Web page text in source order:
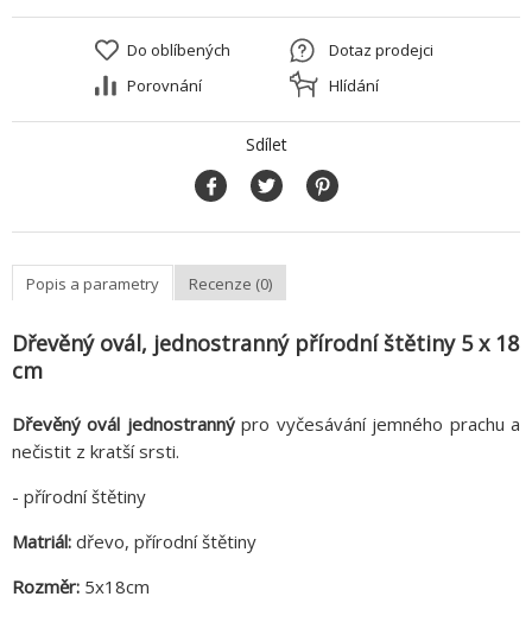
Do oblíbených
Porovnání
Dotaz prodejci
Hlídání
Sdílet
Popis a parametry Recenze (0)
Dřevěný ovál, jednostranný přírodní štětiny 5 x 18
cm
Dřevěný ovál jednostrannýpro vyčesávání jemného prachu a
nečistit z kratší srsti.
- přírodní štětiny
Matriál: dřevo, přírodní štětiny
Rozměr: 5x18cm